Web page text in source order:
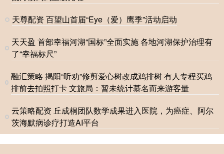
天尊配资 百望山首届“Eye（爱）鹰季”活动启动
天天盈 首部幸福河湖“国标”全面实施 各地河湖保护治理有
了“幸福标尺”
融汇策略 揭阳“听劝”修剪爱心树改成鸡排树 有人专程买鸡
排前去拍照打卡 文旅局：暂未统计慕名而来游客量
云策略配资 丘成桐团队数学成果进入医院，为癌症、阿尔
茨海默病诊疗打造AI平台